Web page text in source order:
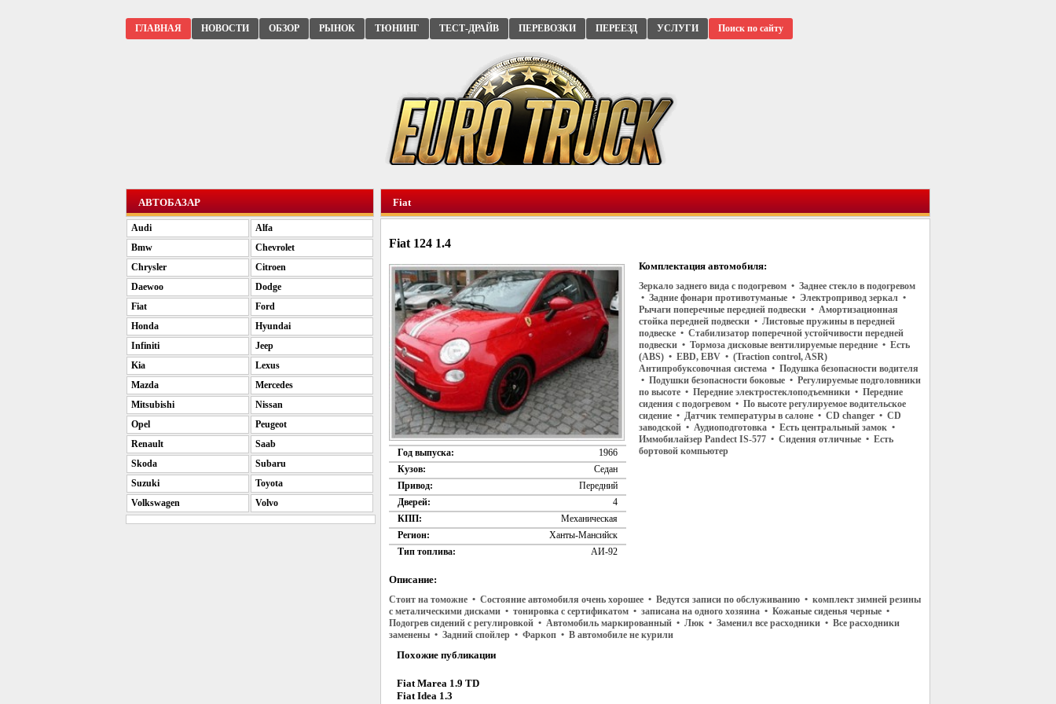
ГЛАВНАЯ НОВОСТИ ОБЗОР РЫНОК ТЮНИНГ ТЕСТ-ДРАЙВ ПЕРЕВОЗКИ ПЕРЕЕЗД УСЛУГИ Поиск по сайту
Fiat
Fiat 124 1.4
Год выпуска:
1966
Кузов:
Седан
Привод:
Передний
Дверей:
4
КПП:
Механическая
Регион:
Ханты-Мансийск
Тип топлива:
АИ-92
Комплектация автомобиля:
Зеркало заднего вида с подогревом • Заднее стекло в подогревом
• Задние фонари противотуманые • Электропривод зеркал •
Рычаги поперечные передней подвески • Амортизационная
стойка передней подвески • Листовые пружины в передней
подвеске • Стабилизатор поперечной устойчивости передней
подвески • Тормоза дисковые вентилируемые передние • Есть
(ABS) • EBD, EBV • (Traction control, ASR)
Антипробуксовочная система • Подушка безопасности водителя
• Подушки безопасности боковые • Регулируемые подголовники
по высоте • Передние электростеклоподъемники • Передние
сидения с подогревом • По высоте регулируемое водительское
сидение • Датчик температуры в салоне • CD changer • CD
заводской • Аудиоподготовка • Есть центральный замок •
Иммобилайзер Pandect IS-577 • Сидения отличные • Есть
бортовой компьютер
Описание:
Стоит на томожне • Состояние автомобиля очень хорошее • Ведутся записи по обслуживанию • комплект зимней резины
с металическими дисками • тонировка с сертификатом • записана на одного хозяина • Кожаные сиденья черные •
Подогрев сидений с регулировкой • Автомобиль маркированный • Люк • Заменил все расходники • Все расходники
заменены • Задний спойлер • Фаркоп • В автомобиле не курили
Похожие публикации
Fiat Marea 1.9 TD
Fiat Idea 1.3
АВТОБАЗАР
Audi
Alfa
Bmw
Chevrolet
Chrysler
Citroen
Daewoo
Dodge
Fiat
Ford
Honda
Hyundai
Infiniti
Jeep
Kia
Lexus
Mazda
Mercedes
Mitsubishi
Nissan
Opel
Peugeot
Renault
Saab
Skoda
Subaru
Suzuki
Toyota
Volkswagen
Volvo